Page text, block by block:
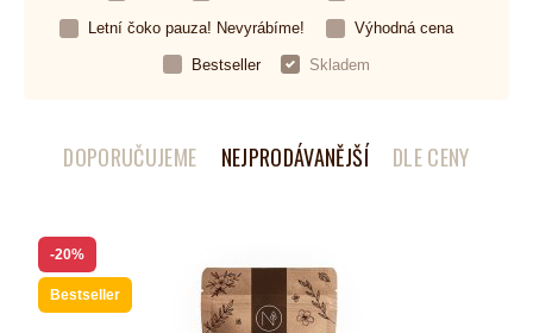
Letní čoko pauza! Nevyrábíme! Výhodná cena
Bestseller Skladem
DOPORUČUJEME NEJPRODÁVANĚJŠÍ DLE CENY
-20%
Bestseller